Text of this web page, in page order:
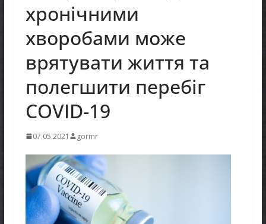
хронічними
хворобами може
врятувати життя та
полегшити перебіг
COVID-19
07.05.2021 gormr